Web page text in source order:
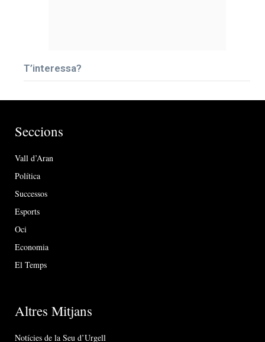
T’interessa?
Seccions
Vall d’Aran
Política
Successos
Esports
Oci
Economia
El Temps
Altres Mitjans
Notícies de la Seu d’Urgell